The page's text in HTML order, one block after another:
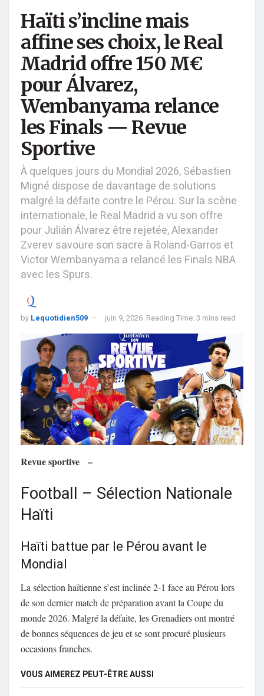
Haïti s’incline mais
affine ses choix, le Real
Madrid offre 150 M€
pour Álvarez,
Wembanyama relance
les Finals — Revue
Sportive
À quelques jours du Mondial 2026, Sébastien
Migné dispose de davantage de solutions
malgré la défaite contre le Pérou. Sur la scène
internationale, le Real Madrid a vu son offre
pour Julián Álvarez être rejetée, Alexander
Zverev savoure son sacre à Roland-Garros et
Victor Wembanyama a relancé les Finals NBA
avec les Spurs.
by Lequotidien509 juin 9, 2026 Reading Time: 3 mins read
Revue sportive –
Football – Sélection Nationale
Haïti
Haïti battue par le Pérou avant le
Mondial
La sélection haïtienne s’est inclinée 2-1 face au Pérou lors
de son dernier match de préparation avant la Coupe du
monde 2026. Malgré la défaite, les Grenadiers ont montré
de bonnes séquences de jeu et se sont procuré plusieurs
occasions franches.
VOUS AIMEREZ PEUT-ÊTRE AUSSI